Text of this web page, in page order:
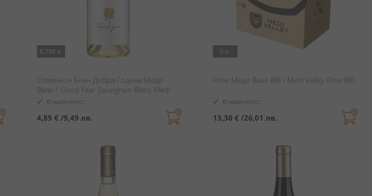
0.750 л.
Совиньон Блан Добра Година Меди
Вали / Good Year Sauvignon Blanc Medi
ValleyВ наличност
4,85 € /9,49 лв.
5 л.
Розе Меди Вали BiB / Medi Valley Rose BiB
В наличност
13,30 € /26,01 лв.